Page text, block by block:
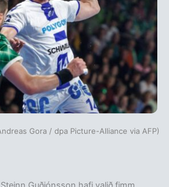
Gora / dpa Picture-Alliance via AFP)